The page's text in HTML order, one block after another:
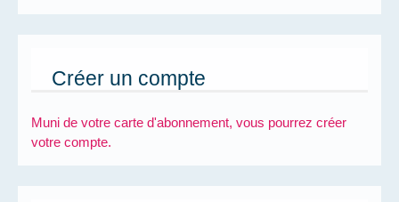
Créer un compte
Muni de votre carte d'abonnement, vous pourrez créer
votre compte.